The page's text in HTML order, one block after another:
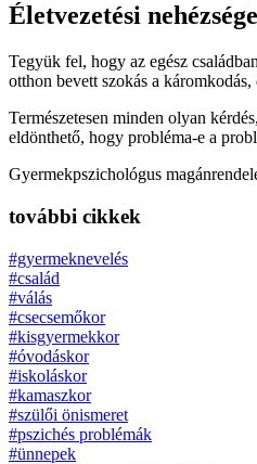
Életvezetési
Tegyük fel, hogy az egész
otthon bevett szokás a
Természetesen minden olyan
eldönthető, hogy probléma-e a
Gyermekpszichológus
további cikkek
#gyermeknevelés
#család
#válás
#csecsemőkor
#kisgyermekkor
#óvodáskor
#iskoláskor
#kamaszkor
#szülői önismeret
#pszichés problémák
#ünnepek